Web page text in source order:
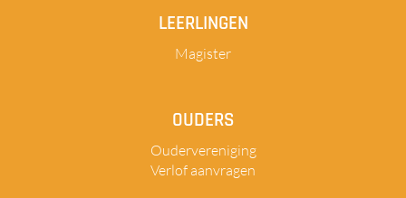
LEERLINGEN
Magister
OUDERS
Oudervereniging
Verlof aanvragen